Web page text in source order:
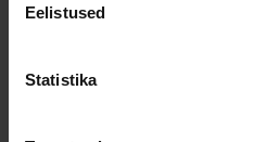
Eelistused
Statistika